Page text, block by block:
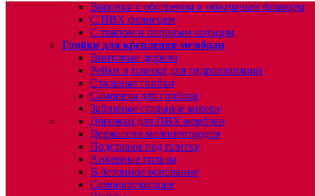
Воронки с обогревом и обжимным фланцем
С ПВХ фланецем
С трапом и опорным кольцом
Грибки для крепления мембран
Винтовые дюбеля
Рейки и планки для гидроизоляции
Стальные грибки
Саморезы для грибков
Забивные стальные анкера
Дорожки для ПВХ мембран
Держатели молниеотводов
Подставки под плитку
Анкерные гильзы
В бетонное основание
Самонарезающие